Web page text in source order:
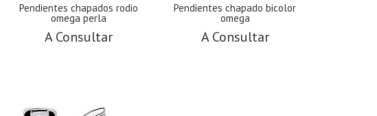
Pendientes chapados rodio
omega perla
A Consultar
Pendientes chapado bicolor
omega
A Consultar